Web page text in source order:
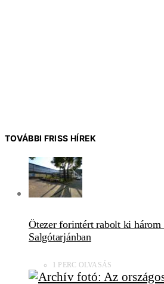
TOVÁBBI FRISS HÍREK
Ötezer forintért rabolt ki
Salgótarjánban
1 PERC OLVASÁS